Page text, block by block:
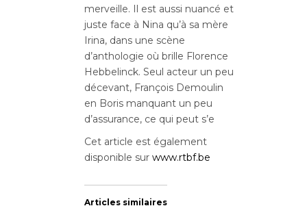
merveille. Il est aussi nuancé et
juste face à Nina qu’à sa mère
Irina, dans une scène
d’anthologie où brille Florence
Hebbelinck. Seul acteur un peu
décevant, François Demoulin
en Boris manquant un peu
d’assurance, ce qui peut s’e
Cet article est également
disponible sur www.rtbf.be
Articles similaires